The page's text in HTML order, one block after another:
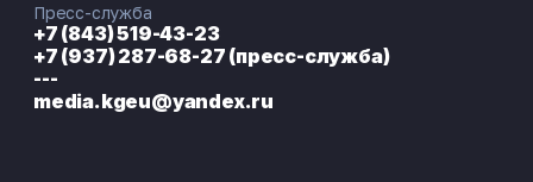
Пресс-служба
+7 (843) 519-43-23
+7 (937) 287-68-27 (пресс-служба)
---
media.kgeu@yandex.ru